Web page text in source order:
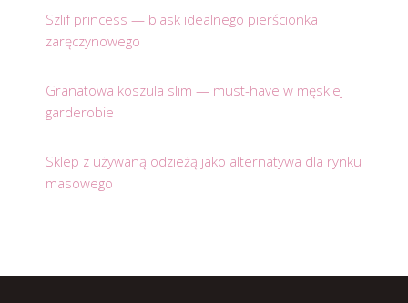
Szlif princess — blask idealnego pierścionka
zaręczynowego
Granatowa koszula slim — must-have w męskiej
garderobie
Sklep z używaną odzieżą jako alternatywa dla rynku
masowego